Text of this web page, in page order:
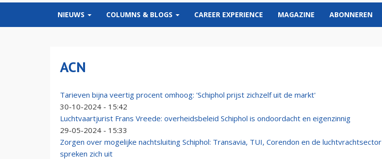
NIEUWS COLUMNS & BLOGS CAREER EXPERIENCE MAGAZINE ABONNEREN
ACN
Tarieven bijna veertig procent omhoog: 'Schiphol prijst zichzelf uit de markt'
30-10-2024 - 15:42
Luchtvaartjurist Frans Vreede: overheidsbeleid Schiphol is ondoordacht en eigenzinnig
29-05-2024 - 15:33
Zorgen over mogelijke nachtsluiting Schiphol: Transavia, TUI, Corendon en de luchtvrachtsector
spreken zich uit